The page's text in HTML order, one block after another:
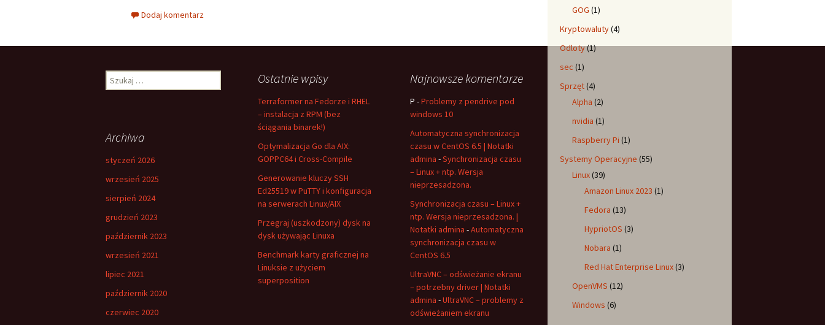
Dodaj komentarz
GOG (1)
Kryptowaluty(4)
Odloty(1)
sec (1)
Sprzęt(4)
Alpha (2)
nvidia (1)
Raspberry Pi (1)
Systemy Operacyjne (55)
Linux(39)
Amazon Linux 2023 (1)
Fedora (13)
HypriotOS (3)
Nobara (1)
Red Hat Enterprise Linux(3)
OpenVMS (12)
Windows (6)
Szukaj: Ostatnie wpisy
Terraformer na Fedorze i RHEL
– instalacja z RPM (bez
ściągania binarek!)
Optymalizacja Go dla AIX:
GOPPC64 i Cross-Compile
Generowanie kluczy SSH
Ed25519 w PuTTY i konfiguracja
na serwerach Linux/AIX
Przegraj (uszkodzony) dysk na
dysk używając Linuxa
Benchmark karty graficznej na
Linuksie z użyciem
superposition
Najnowsze komentarze
P -Problemy z pendrive pod
windows 10
Automatyczna synchronizacja
czasu w CentOS 6.5 | Notatki
admina -Synchronizacja czasu
– Linux + ntp. Wersja
nieprzesadzona.
Synchronizacja czasu – Linux +
ntp. Wersja nieprzesadzona. |
Notatki admina -Automatyczna
synchronizacja czasu w
CentOS 6.5
UltraVNC – odświeżanie ekranu
– potrzebny driver | Notatki
admina -UltraVNC – problemy z
odświeżaniem ekranu
Archiwa
styczeń 2026
wrzesień 2025
sierpień 2024
grudzień 2023
październik 2023
wrzesień 2021
lipiec 2021
październik 2020
czerwiec 2020